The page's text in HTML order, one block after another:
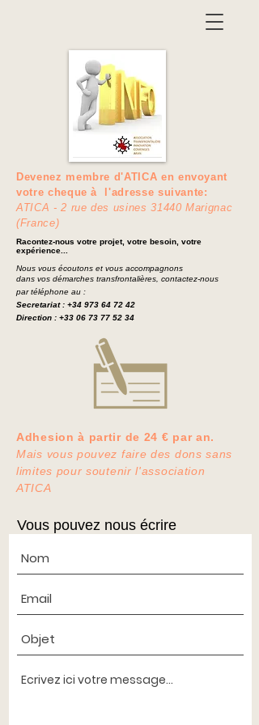
Devenez membre d'ATICA en envoyant
votre cheque à l'adresse suivante:
ATICA - 2 rue des usines 31440 Marignac
(France)
Racontez-nous votre projet, votre besoin, votre
expérience...
Nous vous écoutons et vous accompagnons
dans vos démarches transfrontalières, contactez-nous
par téléphone au :
Secretariat : +34 973 64 72 42
Direction : +33 06 73 77 52 34
Adhesion à partir de 24 € par an.
Mais vous pouvez faire des dons sans
limites pour soutenir l'association
ATICA
Vous pouvez nous écrire